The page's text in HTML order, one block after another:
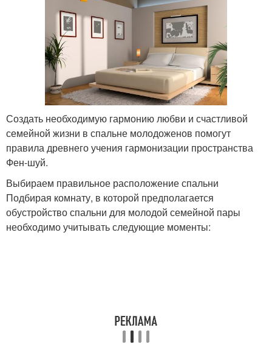
Создать необходимую гармонию любви и счастливой
семейной жизни в спальне молодоженов помогут
правила древнего учения гармонизации пространства
Фен-шуй.
Выбираем правильное расположение спальни
Подбирая комнату, в которой предполагается
обустройство спальни для молодой семейной пары
необходимо учитывать следующие моменты: